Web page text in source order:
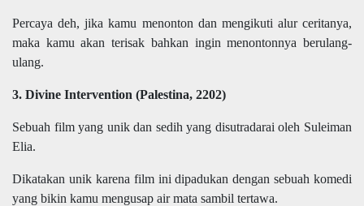
Percaya deh, jika kamu menonton dan mengikuti alur ceritanya,
maka kamu akan terisak bahkan ingin menontonnya berulang-
ulang.
3. Divine Intervention (Palestina, 2202)
Sebuah film yang unik dan sedih yang disutradarai oleh Suleiman
Elia.
Dikatakan unik karena film ini dipadukan dengan sebuah komedi
yang bikin kamu mengusap air mata sambil tertawa.